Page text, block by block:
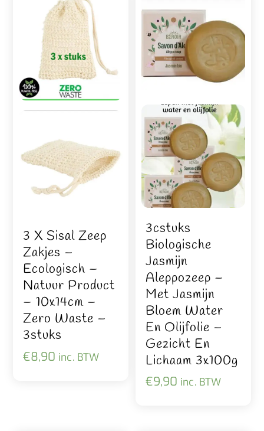
3 X Sisal Zeep
Zakjes –
Ecologisch –
Natuur Product
– 10x14cm –
Zero Waste –
3stuks
€8,90 inc. BTW
3cstuks
Biologische
Jasmijn
Aleppozeep –
Met Jasmijn
Bloem Water
En Olijfolie –
Gezicht En
Lichaam 3x100g
€9,90 inc. BTW